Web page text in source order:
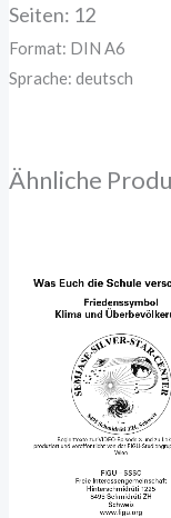
Seiten: 12
Format: DIN A6
Sprache: deutsch
Ähnliche